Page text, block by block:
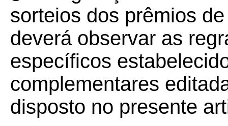
sorteios dos prêmios
deverá observar as
específicos
complementares
disposto no presente